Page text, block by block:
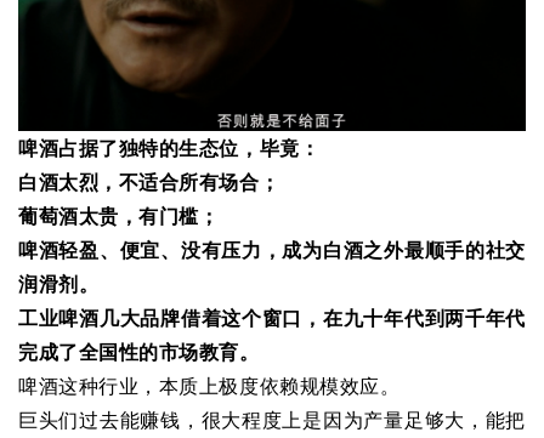
啤酒占据了独特的生态位，毕竟：
白酒太烈，不适合所有场合；
葡萄酒太贵，有门槛；
啤酒轻盈、便宜、没有压力，成为白酒之外最顺手的社交
润滑剂。
工业啤酒几大品牌借着这个窗口，在九十年代到两千年代
完成了全国性的市场教育。
啤酒这种行业，本质上极度依赖规模效应。
巨头们过去能赚钱，很大程度上是因为产量足够大，能把